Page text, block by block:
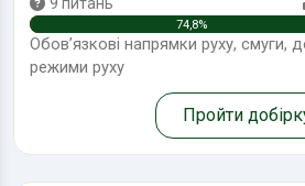
74,8%
Обов’язкові напрямки руху, смуги,
режими руху
Пройти